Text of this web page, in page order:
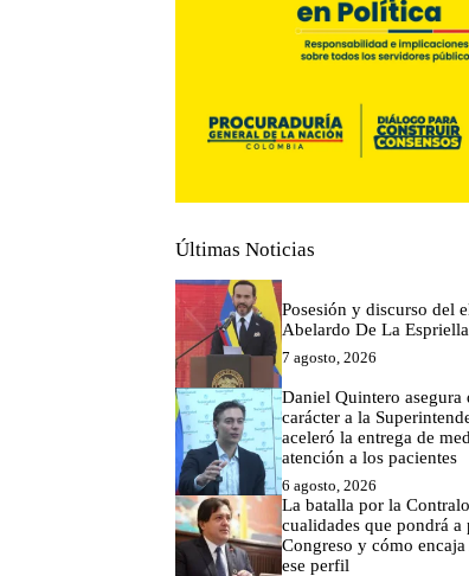
Últimas Noticias
Posesión y discurso del
Abelardo De La Espriella
7 agosto, 2026
Daniel Quintero asegura
carácter a la
aceleró la entrega de
atención a los pacientes
6 agosto, 2026
La batalla por la
cualidades que pondrá a
Congreso y cómo
ese perfil